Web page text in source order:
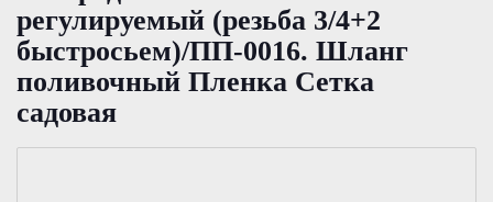
регулируемый (резьба 3/4+2
быстросьем)/ПП-0016. Шланг
поливочный Пленка Сетка
садовая